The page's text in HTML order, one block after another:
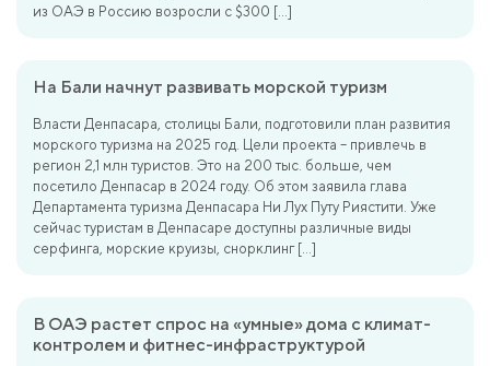
из ОАЭ в Россию возросли с $300 […]
На Бали начнут развивать морской туризм
Власти Денпасара, столицы Бали, подготовили план развития
морского туризма на 2025 год. Цели проекта – привлечь в
регион 2,1 млн туристов. Это на 200 тыс. больше, чем
посетило Денпасар в 2024 году. Об этом заявила глава
Департамента туризма Денпасара Ни Лух Путу Риястити. Уже
сейчас туристам в Денпасаре доступны различные виды
серфинга, морские круизы, снорклинг […]
В ОАЭ растет спрос на «умные» дома с климат-
контролем и фитнес-инфраструктурой